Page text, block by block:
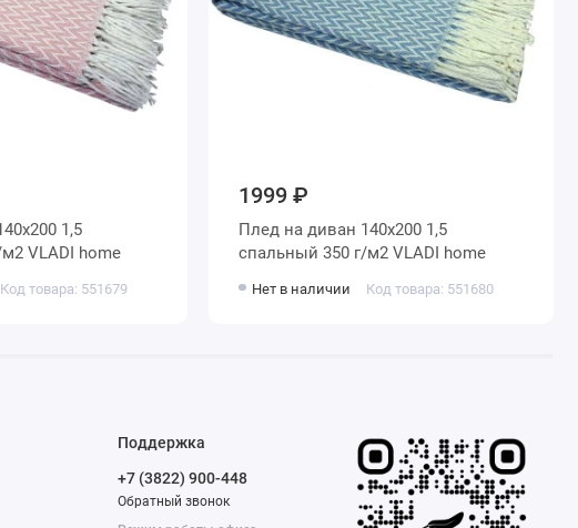
спальный 350 г/м2 VLADI home
Код товара: 551679
1999 ₽
Плед на диван 140х200 1,5
спальный 350 г/м2 VLADI home
Нет в наличии Код товара: 551680
Поддержка
+7 (3822) 900-448
Обратный звонок